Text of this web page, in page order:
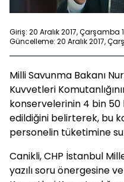
Giriş: 20 Aralık 2017, Çarşamba
Güncelleme: 20 Aralık 2017,
Milli Savunma Bakanı
Kuvvetleri
konservelerinin 4 bin
edildiğini belirterek, bu
personelin tüketimine
Canikli, CHP İstanbul
yazılı soru önergesine